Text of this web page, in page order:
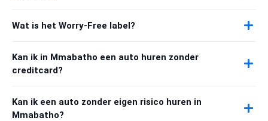
Wat is het Worry-Free label?
Kan ik in Mmabatho een auto huren zonder
creditcard?
Kan ik een auto zonder eigen risico huren in
Mmabatho?